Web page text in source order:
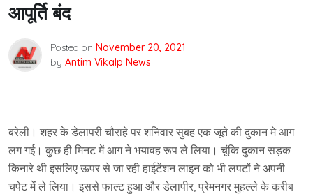
आपूर्ति बंद
Posted on November 20, 2021
by Antim Vikalp News
बरेली। शहर के डेलापरी चौराहे पर शनिवार सुबह एक जूते की दुकान मे आग
लग गई। कुछ ही मिनट में आग ने भयावह रूप ले लिया। चूंकि दुकान सड़क
किनारे थी इसलिए ऊपर से जा रही हाईटेंशन लाइन को भी लपटों ने अपनी
चपेट में ले लिया। इससे फाल्ट हुआ और डेलापीर, प्रेमनगर मुहल्ले के करीब